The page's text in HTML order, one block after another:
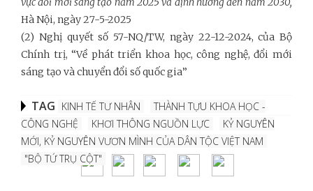
Hà Nội, ngày 27-5-2025
(2) Nghị quyết số 57-NQ/TW, ngày 22-12-2024, của Bộ
Chính trị, “Về phát triển khoa học, công nghệ, đổi mới
sáng tạo và chuyển đổi số quốc gia”
TAG KINH TẾ TƯ NHÂN
THÀNH TỰU KHOA HỌC -
CÔNG NGHỆ
KHƠI THÔNG NGUỒN LỰC
KỶ NGUYÊN
MỚI, KỶ NGUYÊN VƯƠN MÌNH CỦA DÂN TỘC VIỆT NAM
"BỘ TỨ TRỤ CỘT"